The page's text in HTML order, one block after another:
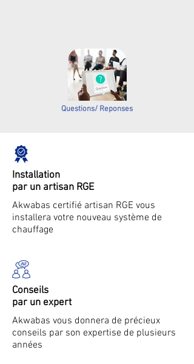
Questions/ Reponses
Installation
par un artisan RGE
Akwabas certifié artisan RGE vous
installera votre nouveau système de
chauffage
Conseils
par un expert
Akwabas vous donnera de précieux
conseils par son expertise de plusieurs
années